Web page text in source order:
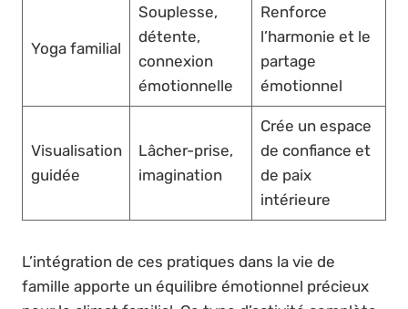
Yoga familial
Souplesse,
détente,
connexion
émotionnelle
Renforce
l’harmonie et le
partage
émotionnel
Visualisation
guidée
Lâcher-prise,
imagination
Crée un espace
de confiance et
de paix
intérieure
L’intégration de ces pratiques dans la vie de
famille apporte un équilibre émotionnel précieux